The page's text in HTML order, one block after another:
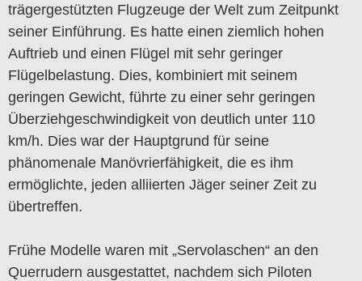
trägergestützten Flugzeuge der Welt zum Zeitpunkt
seiner Einführung. Es hatte einen ziemlich hohen
Auftrieb und einen Flügel mit sehr geringer
Flügelbelastung. Dies, kombiniert mit seinem
geringen Gewicht, führte zu einer sehr geringen
Überziehgeschwindigkeit von deutlich unter 110
km/h. Dies war der Hauptgrund für seine
phänomenale Manövrierfähigkeit, die es ihm
ermöglichte, jeden alliierten Jäger seiner Zeit zu
übertreffen.
Frühe Modelle waren mit „Servolaschen“ an den
Querrudern ausgestattet, nachdem sich Piloten